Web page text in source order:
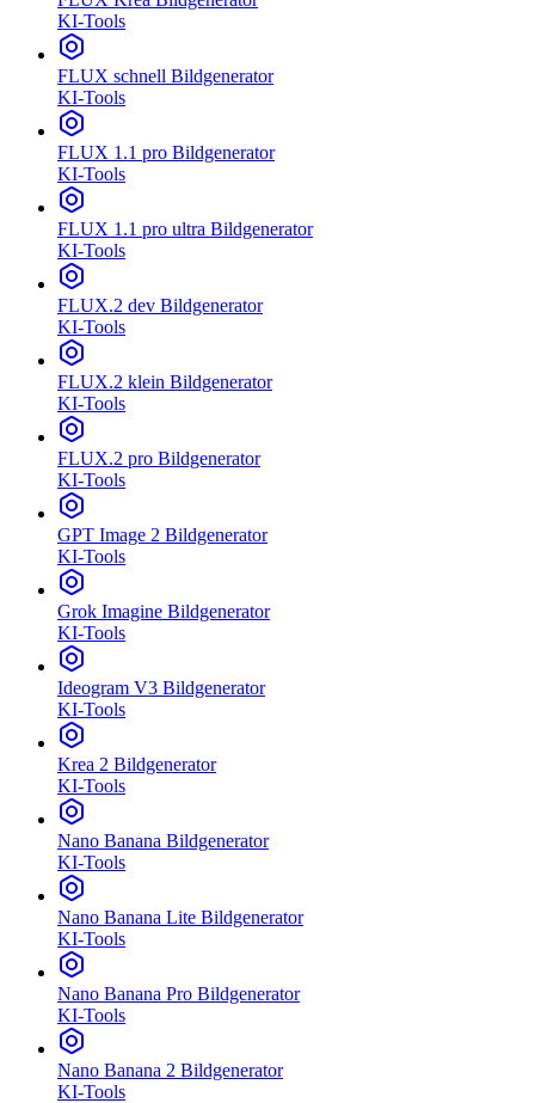
KI-Tools
FLUX schnell Bildgenerator
KI-Tools
FLUX 1.1 pro Bildgenerator
KI-Tools
FLUX 1.1 pro ultra Bildgenerator
KI-Tools
FLUX.2 dev Bildgenerator
KI-Tools
FLUX.2 klein Bildgenerator
KI-Tools
FLUX.2 pro Bildgenerator
KI-Tools
GPT Image 2 Bildgenerator
KI-Tools
Grok Imagine Bildgenerator
KI-Tools
Ideogram V3 Bildgenerator
KI-Tools
Krea 2 Bildgenerator
KI-Tools
Nano Banana Bildgenerator
KI-Tools
Nano Banana Lite Bildgenerator
KI-Tools
Nano Banana Pro Bildgenerator
KI-Tools
Nano Banana 2 Bildgenerator
KI-Tools